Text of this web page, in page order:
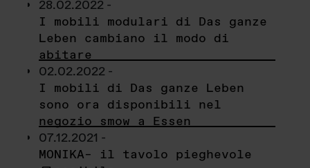
28.02.2022 -
I mobili modulari di Das ganze
Leben cambiano il modo di
abitare
02.02.2022 -
I mobili di Das ganze Leben
sono ora disponibili nel
negozio smow a Essen
07.12.2021 -
MONIKA– il tavolo pieghevole